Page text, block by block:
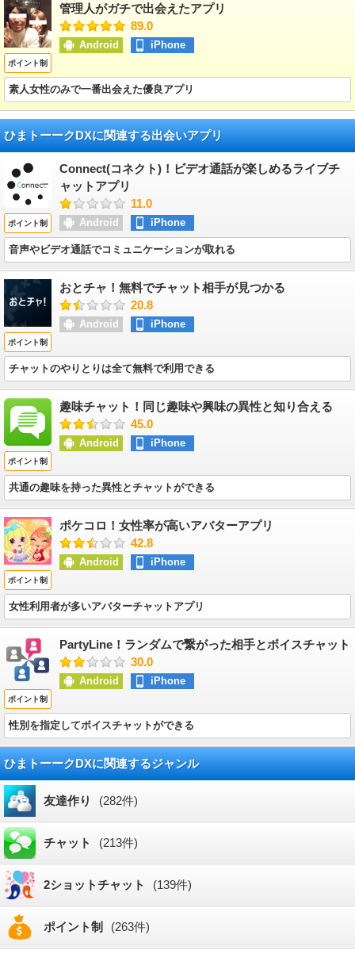
ポイント制
管理人がガチで出会えたアプリ
89.0
Android iPhone
素人女性のみで一番出会えた優良アプリ
ひまトーークDXに関連する出会いアプリ
ポイント制
Connect(コネクト)！ビデオ通話が楽しめるライブチ
ャットアプリ
11.0
Android iPhone
音声やビデオ通話でコミュニケーションが取れる
ポイント制
おとチャ！無料でチャット相手が見つかる
20.8
Android iPhone
チャットのやりとりは全て無料で利用できる
ポイント制
趣味チャット！同じ趣味や興味の異性と知り合える
45.0
Android iPhone
共通の趣味を持った異性とチャットができる
ポイント制
ポケコロ！女性率が高いアバターアプリ
42.8
Android iPhone
女性利用者が多いアバターチャットアプリ
ポイント制
PartyLine！ランダムで繋がった相手とボイスチャット
30.0
Android iPhone
性別を指定してボイスチャットができる
ひまトーークDXに関連するジャンル
友達作り (282件)
チャット (213件)
2ショットチャット (139件)
ポイント制 (263件)